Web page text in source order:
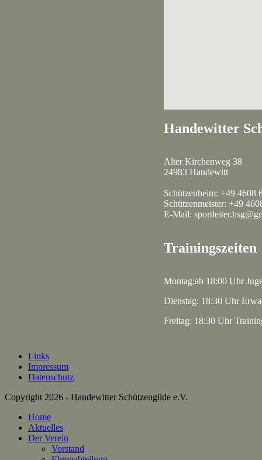
Handewitter
Alter Kirchenweg 38
24983 Handewitt
Schützenheim: +49 4608
Schützenmeister: +49
E-Mail:
Trainingszeiten
Montag:ab 18:00 Uhr
Dienstag: 18:30 Uhr
Freitag: 18:30 Uhr
Links
Impressum
Datenschutz
Copyright 2026 - Handewitter Schützengilde e.V.
Home
Aktuelles
Der Verein
Vorstand